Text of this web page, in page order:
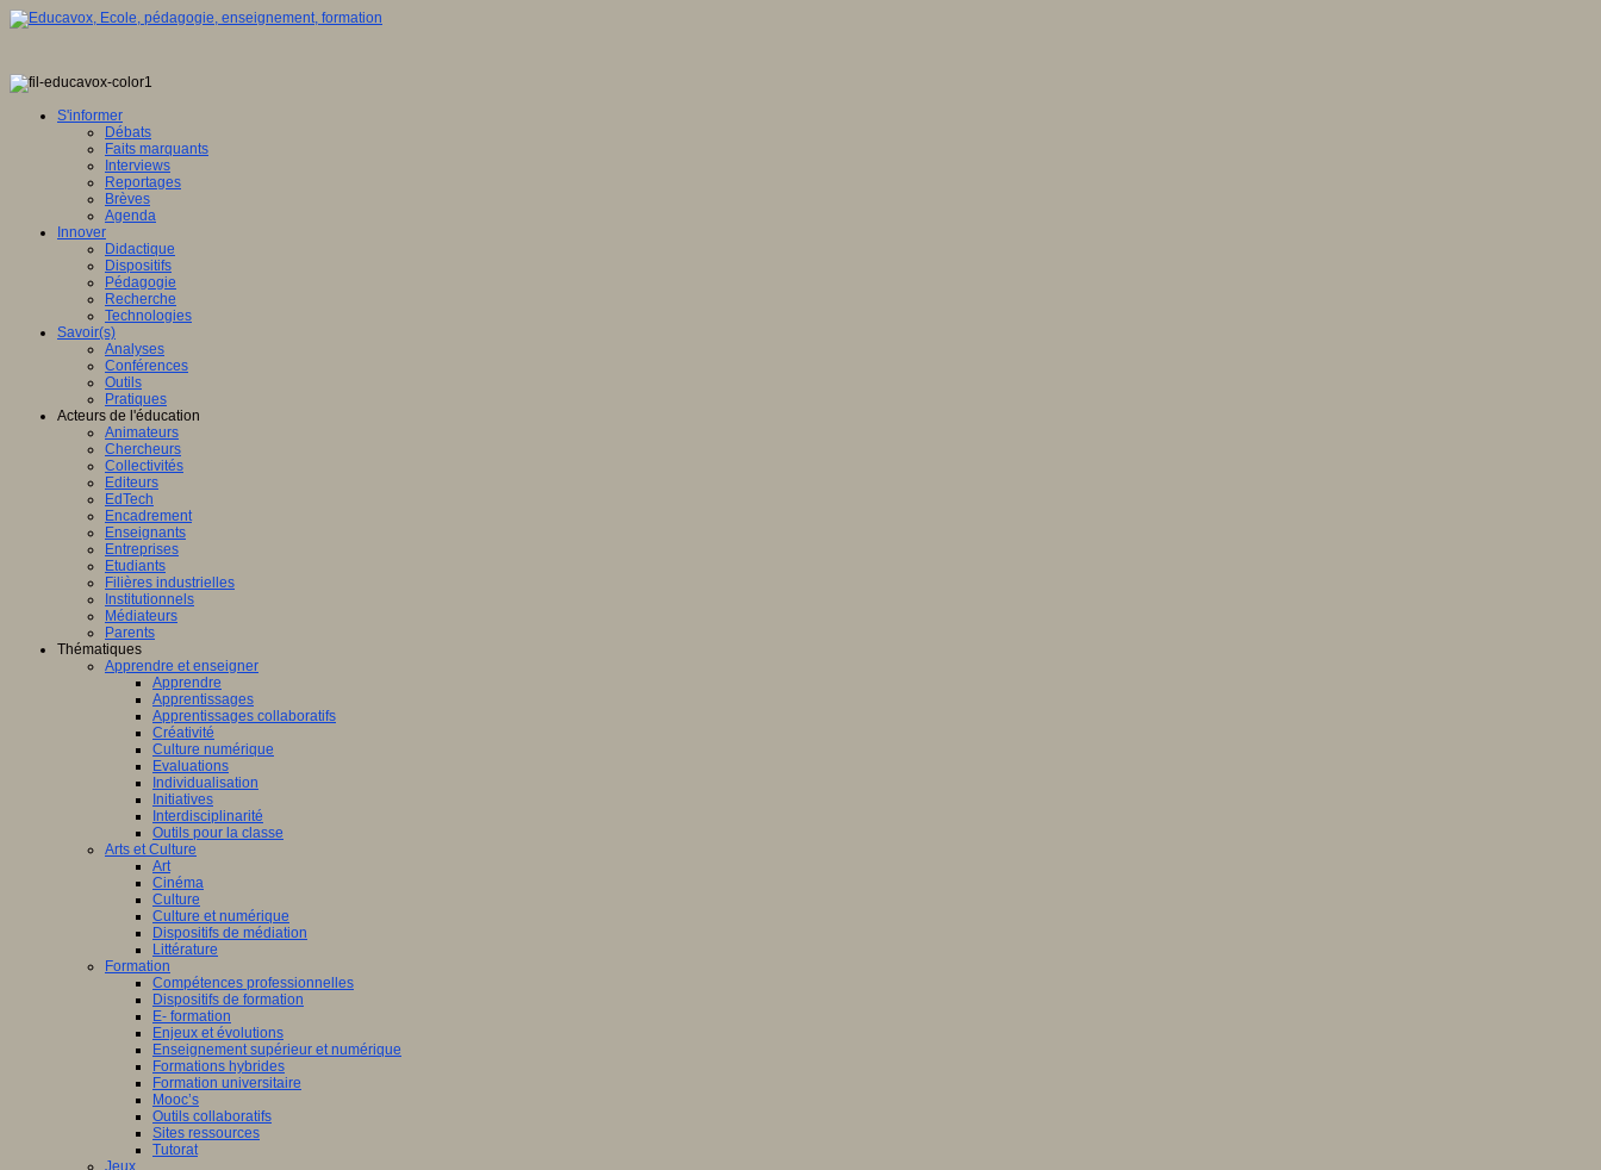
S'informer
Débats
Faits marquants
Interviews
Reportages
Brèves
Agenda
Innover
Didactique
Dispositifs
Pédagogie
Recherche
Technologies
Savoir(s)
Analyses
Conférences
Outils
Pratiques
Acteurs de l'éducation
Animateurs
Chercheurs
Collectivités
Editeurs
EdTech
Encadrement
Enseignants
Entreprises
Etudiants
Filières industrielles
Institutionnels
Médiateurs
Parents
Thématiques
Apprendre et enseigner
Apprendre
Apprentissages
Apprentissages collaboratifs
Créativité
Culture numérique
Evaluations
Individualisation
Initiatives
Interdisciplinarité
Outils pour la classe
Arts et Culture
Art
Cinéma
Culture
Culture et numérique
Dispositifs de médiation
Littérature
Formation
Compétences professionnelles
Dispositifs de formation
E- formation
Enjeux et évolutions
Enseignement supérieur et numérique
Formations hybrides
Formation universitaire
Mooc’s
Outils collaboratifs
Sites ressources
Tutorat
Jeux